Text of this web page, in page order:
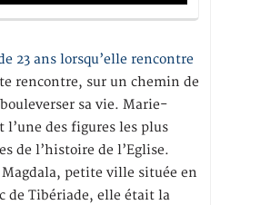
23 ans lorsqu’elle rencontre
rencontre, sur un chemin de
sa vie. Marie-
l’une des figures les plus
de l’histoire de l’Eglise.
petite ville située en
de Tibériade, elle était la